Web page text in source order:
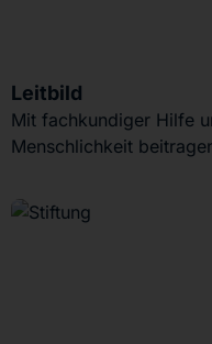
Leitbild
Mit fachkundiger Hilfe
Menschlichkeit